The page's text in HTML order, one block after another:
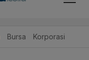
Bursa Korporasi